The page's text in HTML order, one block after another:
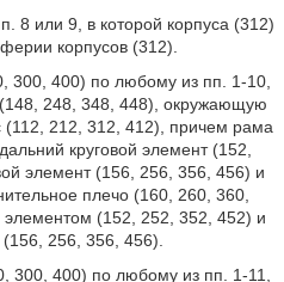
8 или 9, в которой корпуса (312)
корпусов (312).
300, 400) по любому из пп. 1-10,
248, 348, 448), окружающую
212, 312, 412), причем рама
круговой элемент (152,
элемент (156, 256, 356, 456) и
плечо (160, 260, 360,
(152, 252, 352, 452) и
256, 356, 456).
300, 400) по любому из пп. 1-11,